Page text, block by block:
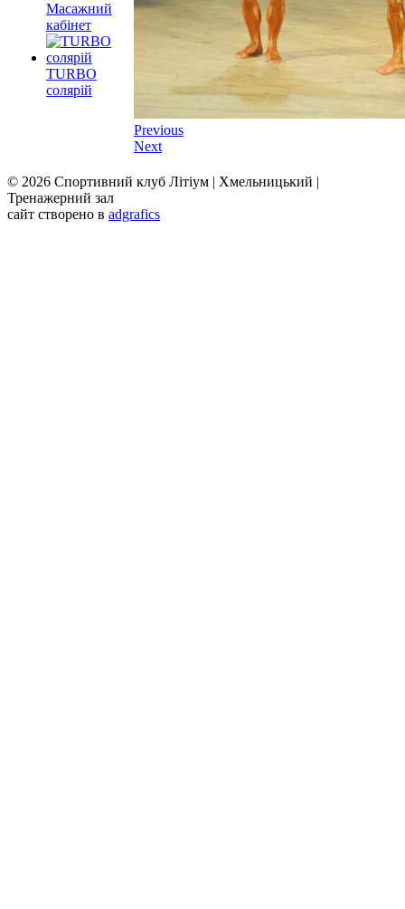
Масажний
кабінет
TURBO
солярій
Previous
Next
© 2026 Спортивний клуб Літіум | Хмельницький |
Тренажерний зал
сайт створено в adgrafics